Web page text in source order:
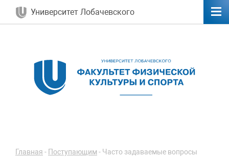
Университет Лобачевского
Главная - Поступающим - Часто задаваемые вопросы